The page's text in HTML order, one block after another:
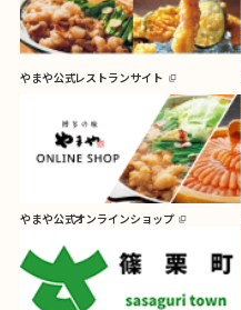
やまや公式レストランサイト
やまや公式オンラインショップ